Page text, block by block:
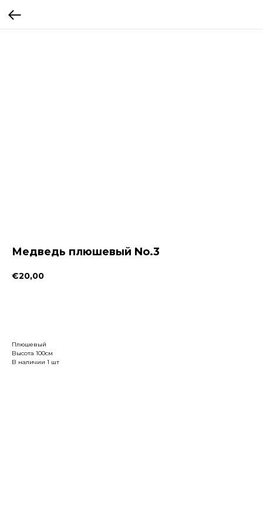
Медведь плюшевый No.3
€20,00
Плюшевый
Высота 100см
В наличии 1 шт